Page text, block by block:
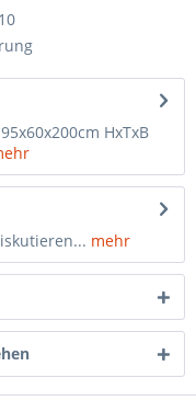
HxTxB
mehr